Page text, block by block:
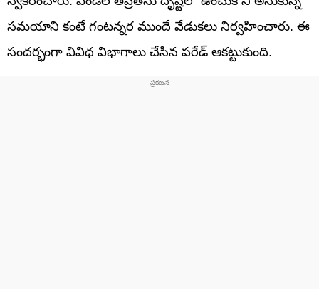
సమయాని కంటే గంటన్నర ముందే వేడుకలు నిర్వహించారు. ఈ
సందర్భంగా వివిధ విభాగాలు చేసిన పరేడ్ ఆకట్టుకుంది.